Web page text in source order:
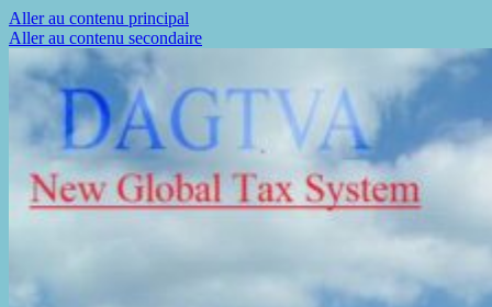
Aller au contenu principal
Aller au contenu secondaire
DAGTVA
La fin de la fraude à la TVA